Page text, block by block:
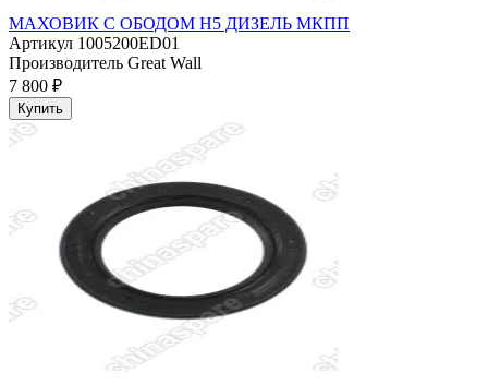
МАХОВИК С ОБОДОМ H5 ДИЗЕЛЬ МКПП
Артикул 1005200ED01
Производитель Great Wall
7 800 ₽
Купить